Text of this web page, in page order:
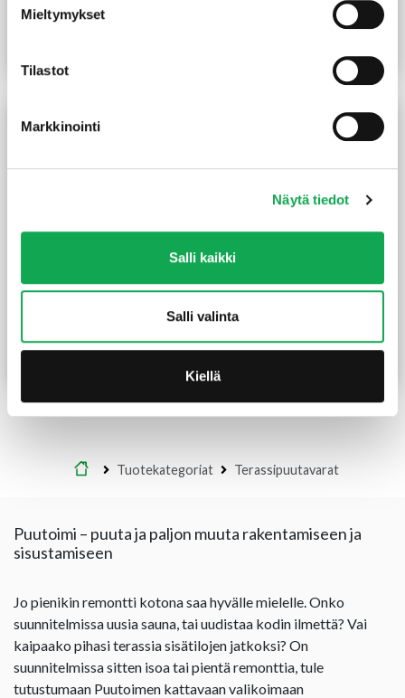
Mieltymykset
Tilastot
Markkinointi
Näytä tiedot
Salli kaikki
Salli valinta
Kiellä
22X100 mm
€
(12,00 €/m)
7,30€/m
70x70x3000 mm
Etusivu
Tuotekategoriat Terassipuutavarat
Puutoimi – puuta ja paljon muuta rakentamiseen ja
sisustamiseen
Jo pienikin remontti kotona saa hyvälle mielelle. Onko
suunnitelmissa uusia sauna, tai uudistaa kodin ilmettä? Vai
kaipaako pihasi terassia sisätilojen jatkoksi? On
suunnitelmissa sitten isoa tai pientä remonttia, tule
tutustumaan Puutoimen kattavaan valikoimaan